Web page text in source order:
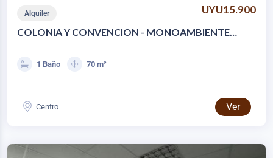
Alquiler UYU15.900
COLONIA Y CONVENCION - MONOAMBIENTE
1 Baño 70 m²
Centro Ver